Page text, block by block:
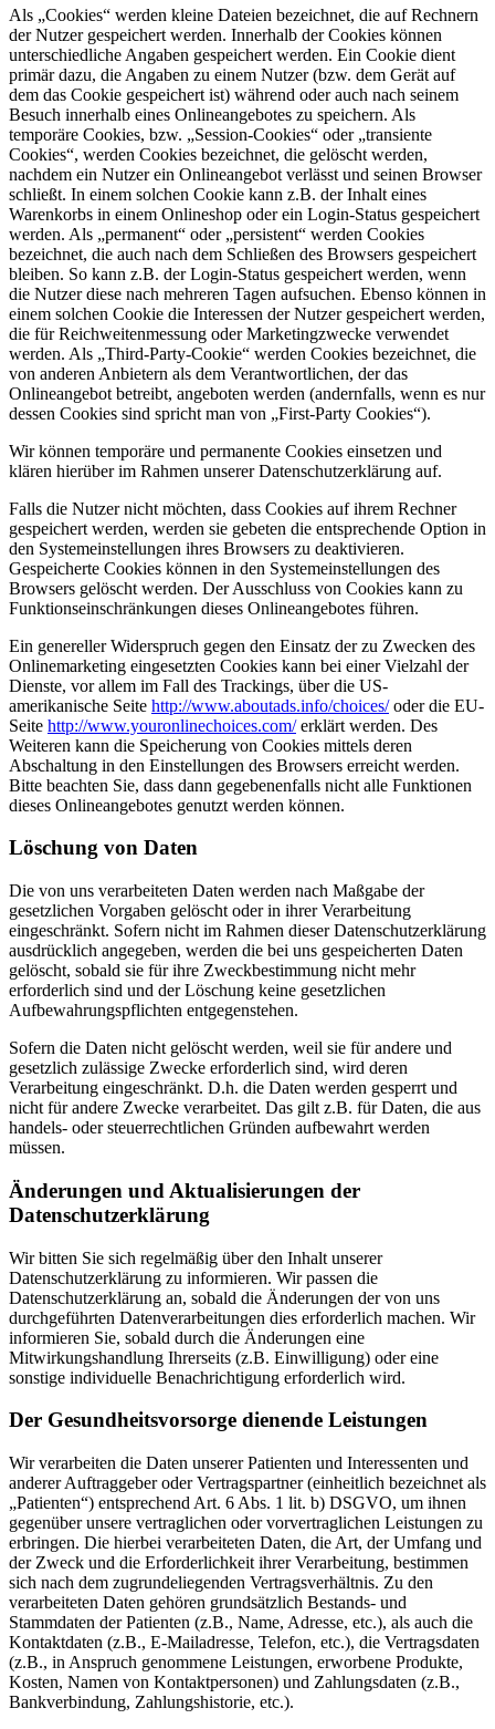
Als „Cookies“ werden kleine Dateien bezeichnet, die auf Rechnern
der Nutzer gespeichert werden. Innerhalb der Cookies können
unterschiedliche Angaben gespeichert werden. Ein Cookie dient
primär dazu, die Angaben zu einem Nutzer (bzw. dem Gerät auf
dem das Cookie gespeichert ist) während oder auch nach seinem
Besuch innerhalb eines Onlineangebotes zu speichern. Als
temporäre Cookies, bzw. „Session-Cookies“ oder „transiente
Cookies“, werden Cookies bezeichnet, die gelöscht werden,
nachdem ein Nutzer ein Onlineangebot verlässt und seinen Browser
schließt. In einem solchen Cookie kann z.B. der Inhalt eines
Warenkorbs in einem Onlineshop oder ein Login-Status gespeichert
werden. Als „permanent“ oder „persistent“ werden Cookies
bezeichnet, die auch nach dem Schließen des Browsers gespeichert
bleiben. So kann z.B. der Login-Status gespeichert werden, wenn
die Nutzer diese nach mehreren Tagen aufsuchen. Ebenso können in
einem solchen Cookie die Interessen der Nutzer gespeichert werden,
die für Reichweitenmessung oder Marketingzwecke verwendet
werden. Als „Third-Party-Cookie“ werden Cookies bezeichnet, die
von anderen Anbietern als dem Verantwortlichen, der das
Onlineangebot betreibt, angeboten werden (andernfalls, wenn es nur
dessen Cookies sind spricht man von „First-Party Cookies“).
Wir können temporäre und permanente Cookies einsetzen und
klären hierüber im Rahmen unserer Datenschutzerklärung auf.
Falls die Nutzer nicht möchten, dass Cookies auf ihrem Rechner
gespeichert werden, werden sie gebeten die entsprechende Option in
den Systemeinstellungen ihres Browsers zu deaktivieren.
Gespeicherte Cookies können in den Systemeinstellungen des
Browsers gelöscht werden. Der Ausschluss von Cookies kann zu
Funktionseinschränkungen dieses Onlineangebotes führen.
Ein genereller Widerspruch gegen den Einsatz der zu Zwecken des
Onlinemarketing eingesetzten Cookies kann bei einer Vielzahl der
Dienste, vor allem im Fall des Trackings, über die US-
amerikanische Seite http://www.aboutads.info/choices/oder die EU-
Seite http://www.youronlinechoices.com/erklärt werden. Des
Weiteren kann die Speicherung von Cookies mittels deren
Abschaltung in den Einstellungen des Browsers erreicht werden.
Bitte beachten Sie, dass dann gegebenenfalls nicht alle Funktionen
dieses Onlineangebotes genutzt werden können.
Löschung von Daten
Die von uns verarbeiteten Daten werden nach Maßgabe der
gesetzlichen Vorgaben gelöscht oder in ihrer Verarbeitung
eingeschränkt. Sofern nicht im Rahmen dieser Datenschutzerklärung
ausdrücklich angegeben, werden die bei uns gespeicherten Daten
gelöscht, sobald sie für ihre Zweckbestimmung nicht mehr
erforderlich sind und der Löschung keine gesetzlichen
Aufbewahrungspflichten entgegenstehen.
Sofern die Daten nicht gelöscht werden, weil sie für andere und
gesetzlich zulässige Zwecke erforderlich sind, wird deren
Verarbeitung eingeschränkt. D.h. die Daten werden gesperrt und
nicht für andere Zwecke verarbeitet. Das gilt z.B. für Daten, die aus
handels- oder steuerrechtlichen Gründen aufbewahrt werden
müssen.
Änderungen und Aktualisierungen der
Datenschutzerklärung
Wir bitten Sie sich regelmäßig über den Inhalt unserer
Datenschutzerklärung zu informieren. Wir passen die
Datenschutzerklärung an, sobald die Änderungen der von uns
durchgeführten Datenverarbeitungen dies erforderlich machen. Wir
informieren Sie, sobald durch die Änderungen eine
Mitwirkungshandlung Ihrerseits (z.B. Einwilligung) oder eine
sonstige individuelle Benachrichtigung erforderlich wird.
Der Gesundheitsvorsorge dienende Leistungen
Wir verarbeiten die Daten unserer Patienten und Interessenten und
anderer Auftraggeber oder Vertragspartner (einheitlich bezeichnet als
„Patienten“) entsprechend Art. 6 Abs. 1 lit. b) DSGVO, um ihnen
gegenüber unsere vertraglichen oder vorvertraglichen Leistungen zu
erbringen. Die hierbei verarbeiteten Daten, die Art, der Umfang und
der Zweck und die Erforderlichkeit ihrer Verarbeitung, bestimmen
sich nach dem zugrundeliegenden Vertragsverhältnis. Zu den
verarbeiteten Daten gehören grundsätzlich Bestands- und
Stammdaten der Patienten (z.B., Name, Adresse, etc.), als auch die
Kontaktdaten (z.B., E-Mailadresse, Telefon, etc.), die Vertragsdaten
(z.B., in Anspruch genommene Leistungen, erworbene Produkte,
Kosten, Namen von Kontaktpersonen) und Zahlungsdaten (z.B.,
Bankverbindung, Zahlungshistorie, etc.).